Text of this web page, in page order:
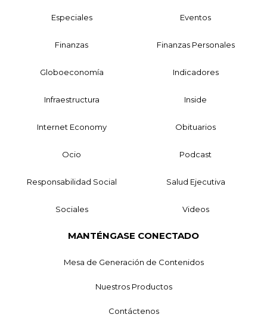
Especiales Eventos
Finanzas Finanzas Personales
Globoeconomía Indicadores
Infraestructura Inside
Internet Economy Obituarios
Ocio Podcast
Responsabilidad Social Salud Ejecutiva
Sociales Videos
MANTÉNGASE CONECTADO
Mesa de Generación de Contenidos
Nuestros Productos
Contáctenos